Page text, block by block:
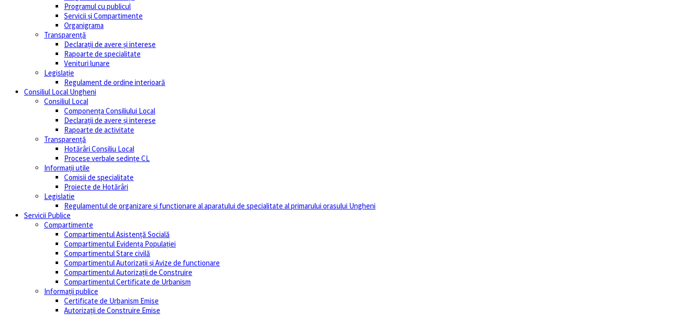
Programul cu publicul
Servicii și Compartimente
Organigrama
Transparență
Declarații de avere și interese
Rapoarte de specialitate
Venituri lunare
Legislație
Regulament de ordine interioară
Consiliul Local Ungheni
Consiliul Local
Componența Consiliului Local
Declarații de avere și interese
Rapoarte de activitate
Transparență
Hotărâri Consiliu Local
Procese verbale sedințe CL
Informații utile
Comisii de specialitate
Proiecte de Hotărâri
Legislatie
Regulamentul de organizare și functionare al aparatului de specialitate al primarului orasului Ungheni
Servicii Publice
Compartimente
Compartimentul Asistență Socială
Compartimentul Evidența Populației
Compartimentul Stare civilă
Compartimentul Autorizații și Avize de functionare
Compartimentul Autorizații de Construire
Compartimentul Certificate de Urbanism
Informații publice
Certificate de Urbanism Emise
Autorizații de Construire Emise